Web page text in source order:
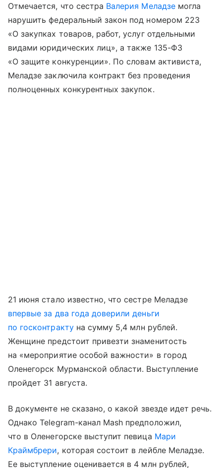
Отмечается, что сестра Валерия Меладземогла
нарушить федеральный закон под номером 223
«О закупках товаров, работ, услуг отдельными
видами юридических лиц», а также 135-ФЗ
«О защите конкуренции». По словам активиста,
Меладзе заключила контракт без проведения
полноценных конкурентных закупок.
21 июня стало известно, что сестре Меладзе
впервые за два года доверили деньги
по госконтрактуна сумму 5,4 млн рублей.
Женщине предстоит привезти знаменитость
на «мероприятие особой важности» в город
Оленегорск Мурманской области. Выступление
пройдет 31 августа.
В документе не сказано, о какой звезде идет речь.
Однако Telegram-канал Mash предположил,
что в Оленегорске выступит певица Мари
Краймбрери, которая состоит в лейбле Меладзе.
Ее выступление оценивается в 4 млн рублей,